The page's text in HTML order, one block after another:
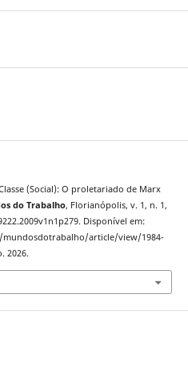
(Social): O proletariado de Marx
do Trabalho, Florianópolis, v. 1, n. 1,
Disponível em:
article/view/1984-
2026.